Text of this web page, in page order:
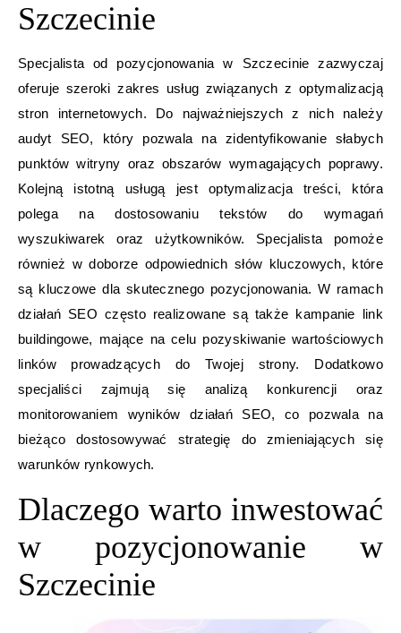
Szczecinie
Specjalista od pozycjonowania w Szczecinie zazwyczaj
oferuje szeroki zakres usług związanych z optymalizacją
stron internetowych. Do najważniejszych z nich należy
audyt SEO, który pozwala na zidentyfikowanie słabych
punktów witryny oraz obszarów wymagających poprawy.
Kolejną istotną usługą jest optymalizacja treści, która
polega na dostosowaniu tekstów do wymagań
wyszukiwarek oraz użytkowników. Specjalista pomoże
również w doborze odpowiednich słów kluczowych, które
są kluczowe dla skutecznego pozycjonowania. W ramach
działań SEO często realizowane są także kampanie link
buildingowe, mające na celu pozyskiwanie wartościowych
linków prowadzących do Twojej strony. Dodatkowo
specjaliści zajmują się analizą konkurencji oraz
monitorowaniem wyników działań SEO, co pozwala na
bieżąco dostosowywać strategię do zmieniających się
warunków rynkowych.
Dlaczego warto inwestować
w pozycjonowanie w
Szczecinie